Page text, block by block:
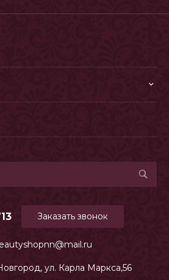
ул. Карла Маркса,56
Заказать звонок